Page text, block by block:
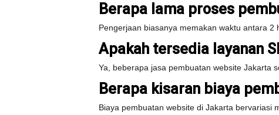
Berapa lama proses
Pengerjaan biasanya memakan waktu antara
Apakah tersedia layanan
Ya, beberapa jasa pembuatan website Jakarta
Berapa kisaran biaya
Biaya pembuatan website di Jakarta bervariasi